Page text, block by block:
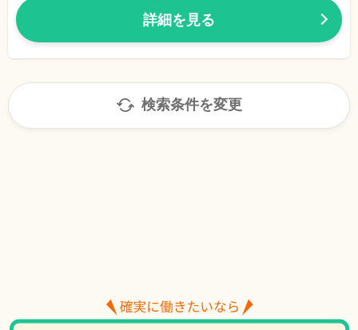
詳細を見る
検索条件を変更